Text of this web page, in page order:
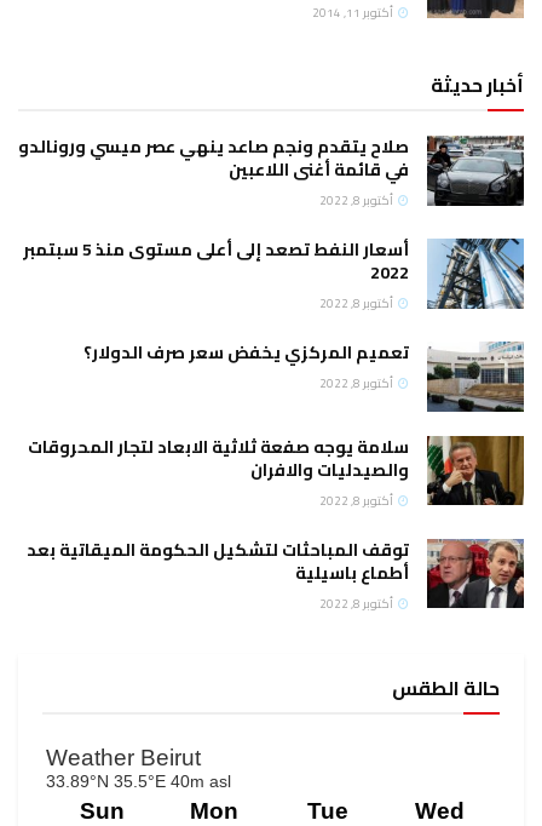
أكتوبر 11, 2014
أخبار حديثة
صلاح يتقدم ونجم صاعد ينهي عصر ميسي ورونالدو
في قائمة أغنى اللاعبين
أكتوبر 8, 2022
أسعار النفط تصعد إلى أعلى مستوى منذ 5 سبتمبر
2022
أكتوبر 8, 2022
تعميم المركزي يخفض سعر صرف الدولار؟
أكتوبر 8, 2022
سلامة يوجه صفعة ثلاثية الابعاد لتجار المحروقات
والصيدليات والافران
أكتوبر 8, 2022
توقف المباحثات لتشكيل الحكومة الميقاتية بعد
أطماع باسيلية
أكتوبر 8, 2022
حالة الطقس